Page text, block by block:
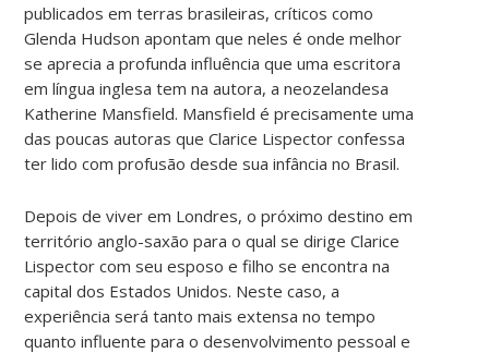
publicados em terras brasileiras, críticos como
Glenda Hudson apontam que neles é onde melhor
se aprecia a profunda influência que uma escritora
em língua inglesa tem na autora, a neozelandesa
Katherine Mansfield. Mansfield é precisamente uma
das poucas autoras que Clarice Lispector confessa
ter lido com profusão desde sua infância no Brasil.
Depois de viver em Londres, o próximo destino em
território anglo-saxão para o qual se dirige Clarice
Lispector com seu esposo e filho se encontra na
capital dos Estados Unidos. Neste caso, a
experiência será tanto mais extensa no tempo
quanto influente para o desenvolvimento pessoal e